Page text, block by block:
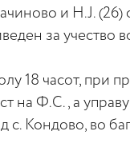
и Н.Ј.
за учество
18 часот, при
на Ф.С., а
с. Кондово, во